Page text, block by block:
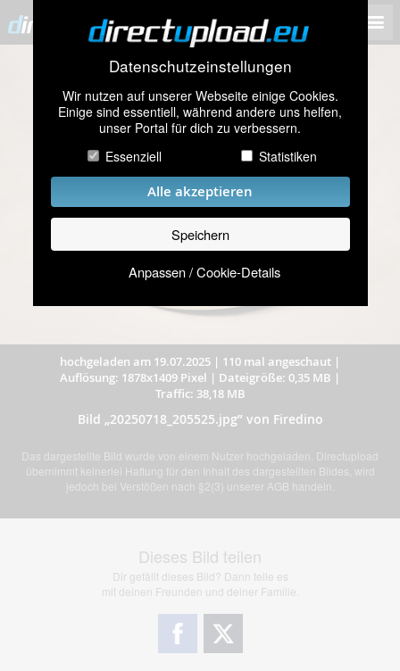
Datenschutzeinstellungen
Wir nutzen auf unserer Webseite einige Cookies.
Einige sind essentiell, während andere uns helfen,
unser Portal für dich zu verbessern.
Essenziell
Statistiken
Alle akzeptieren
Speichern
Anpassen / Cookie-Details
hochgeladen am 19.07.2025 | 110 mal angeschaut |
Auflösung: 1878x1409 Pixel | Dateigröße: 0,35 MB |
Traffic: 38,18 MB
Bild „20250718_205525.jpg” von Firedino
Das dargestellte Bild wurde von einem Nutzer hochgeladen. Directupload
übernimmt keinerlei Haftung für den Inhalt des dargestellten Bildes, wird
jedoch bei Verstößen nach §2(3) unserer AGB handeln.
Dieses Bild teilen
Dir gefällt dieses Bild? Dann teile es
mit deinen Freunden und deiner Familie.